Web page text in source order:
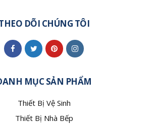
DÕI CHÚNG TÔI
MỤC SẢN PHẨM
Thiết Bị Vệ Sinh
Thiết Bị Nhà Bếp